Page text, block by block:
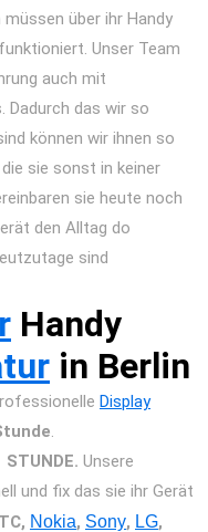
über ihr Handy
Unser Team
auch mit
Dadurch das wir so
können wir ihnen so
sie sonst in keiner
sie heute noch
den Alltag do
sind
Handy
in Berlin
Display
.
STUNDE. Unsere
und fix das sie ihr Gerät
Nokia, Sony, LG,